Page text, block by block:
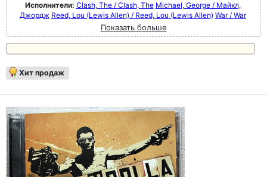
Исполнители: Clash, The / Clash, The Michael, George / Майкл,
Джордж Reed, Lou (Lewis Allen) / Reed, Lou (Lewis Allen) War / War
Показать больше
Хит продаж